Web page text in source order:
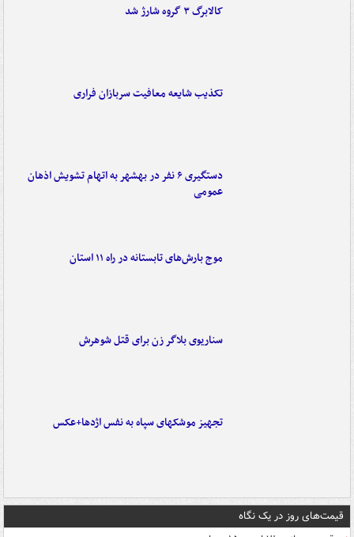
کالابرگ ۳ گروه شارژ شد
تکذیب شایعه معافیت سربازان فراری
دستگیری ۶ نفر در بهشهر به اتهام تشویش اذهان
عمومی
موج بارش‌های تابستانه در راه ۱۱ استان
سناریوی بلاگر زن برای قتل شوهرش
تجهیز موشکهای سپاه به نفس اژدها+عکس
قیمت‌های روز در یک نگاه